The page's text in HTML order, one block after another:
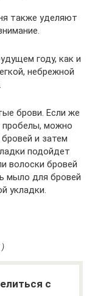
также уделяют
году, как и
небрежной
брови. Если же
пробелы, можно
и затем
подойдет
волоски бровей
мыло для бровей
укладки.
)
с